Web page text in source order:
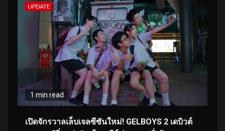
UPDATE
1 min read
เปิดจักรวาลเล็บเจลซีซันใหม่! GELBOYS 2 เดบิวต์